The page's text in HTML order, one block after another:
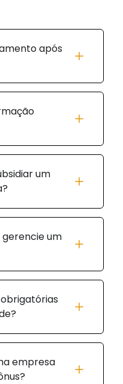
após
um
gerencie um
empresa